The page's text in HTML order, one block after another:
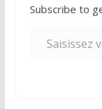
Subscribe to